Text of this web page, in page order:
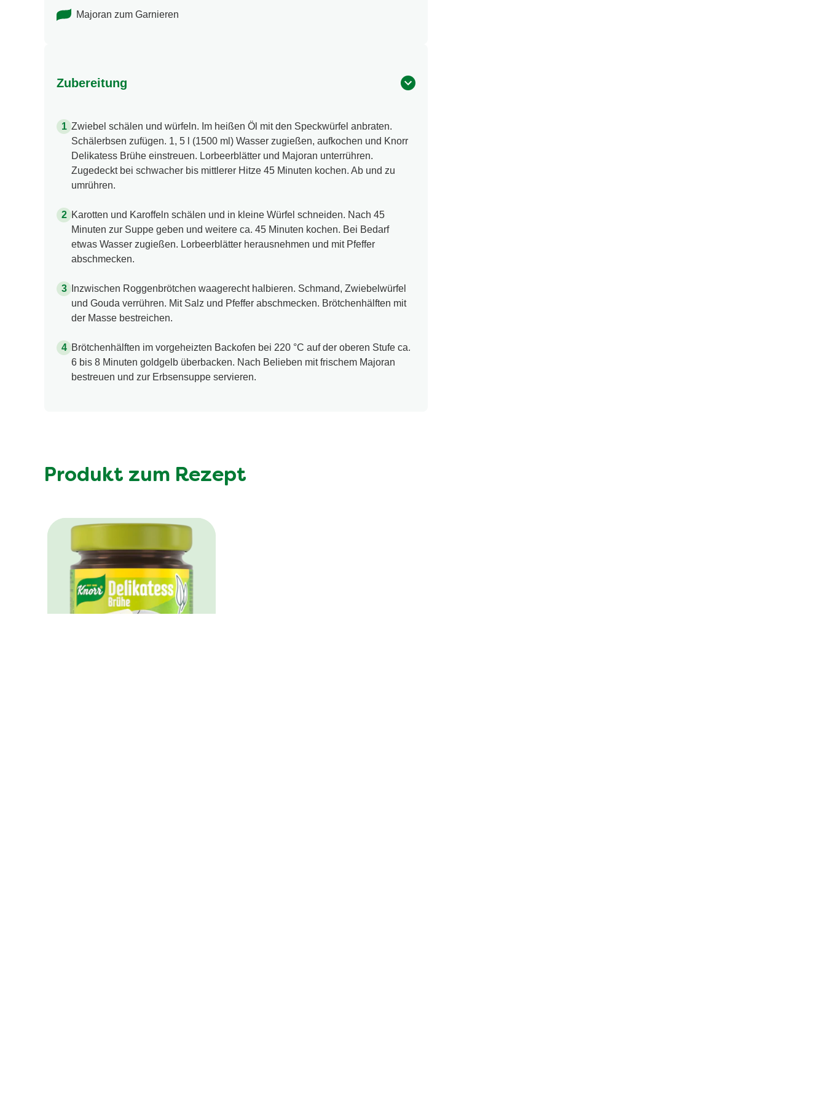
Majoran zum Garnieren
Zubereitung
Zwiebel schälen und würfeln. Im heißen Öl mit den Speckwürfel anbraten.
Schälerbsen zufügen. 1, 5 l (1500 ml) Wasser zugießen, aufkochen und Knorr
Delikatess Brühe einstreuen. Lorbeerblätter und Majoran unterrühren.
Zugedeckt bei schwacher bis mittlerer Hitze 45 Minuten kochen. Ab und zu
umrühren.
Karotten und Karoffeln schälen und in kleine Würfel schneiden. Nach 45
Minuten zur Suppe geben und weitere ca. 45 Minuten kochen. Bei Bedarf
etwas Wasser zugießen. Lorbeerblätter herausnehmen und mit Pfeffer
abschmecken.
Inzwischen Roggenbrötchen waagerecht halbieren. Schmand, Zwiebelwürfel
und Gouda verrühren. Mit Salz und Pfeffer abschmecken. Brötchenhälften mit
der Masse bestreichen.
Brötchenhälften im vorgeheizten Backofen bei 220 °C auf der oberen Stufe ca.
6 bis 8 Minuten goldgelb überbacken. Nach Belieben mit frischem Majoran
bestreuen und zur Erbsensuppe servieren.
Produkt zum Rezept